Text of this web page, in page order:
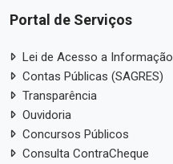
Portal de Serviços
Lei de Acesso a Informação
Contas Públicas (SAGRES)
Transparência
Ouvidoria
Concursos Públicos
Consulta ContraCheque